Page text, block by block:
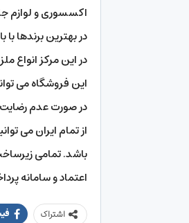
اکسسوری و لوازم
در بهترین برندها
در این مرکز انواع
در صورت عدم
از تمام ایران می
باشد. تمامی
اعتماد و سامانه
اشتراک